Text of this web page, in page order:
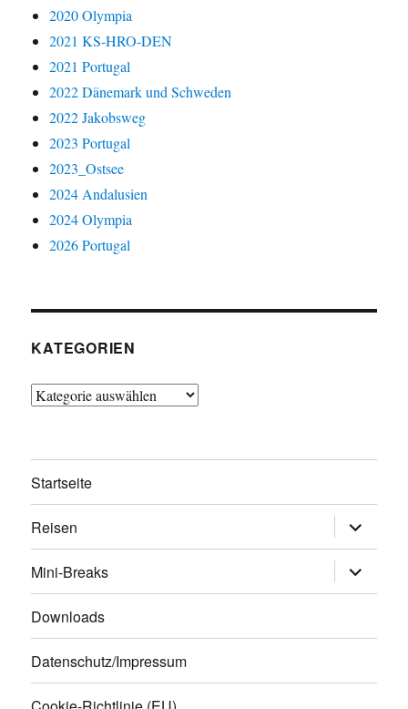
2020 Olympia
2021 KS-HRO-DEN
2021 Portugal
2022 Dänemark und Schweden
2022 Jakobsweg
2023 Portugal
2023_Ostsee
2024 Andalusien
2024 Olympia
2026 Portugal
KATEGORIEN
Kategorien
Startseite
Reisen
öffnen
Mini-Breaks
öffnen
Downloads
Datenschutz/Impressum